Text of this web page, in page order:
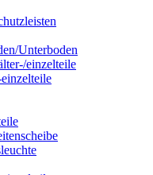
Unterboden
einzelteile